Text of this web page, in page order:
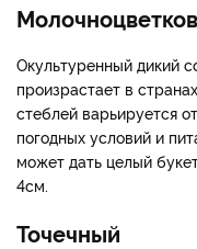
Окультуренный дикий
произрастает в
стеблей варьируется
погодных условий и
может дать целый
4см.
Точечный